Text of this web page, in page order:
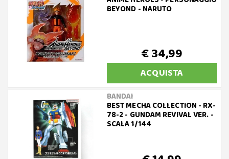
BEYOND - NARUTO
€ 34,99
ACQUISTA
BANDAI
BEST MECHA COLLECTION - RX-
78-2 - GUNDAM REVIVAL VER. -
SCALA 1/144